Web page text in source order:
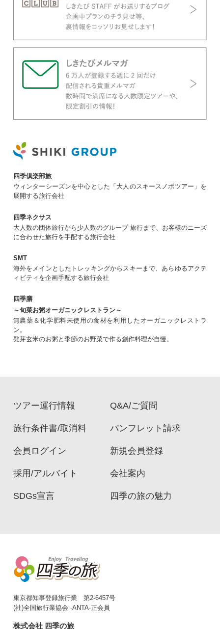
四季倶楽部旅
ウィンターシーズンを中心とした「大人のスキースノボツアー」を
展開する旅行会社
四季ネクサス
大人数の団体旅行から少人数のグループ 旅行まで、お客様のニーズ
に合わせた旅行を手配する旅行会社
SMT
海外をメインとしたトレッキングからスキーまで、あらゆるアクテ
ィビティを企画手配する旅行会社
四季膳
～旬菜お粥オーガニックレストラン～
無農薬＆化学肥料未使用の食材を利用したオーガニックレストラ
ン。
発芽玄米のお粥と季節のお野菜で作る創作料理が自慢。
ツアー運行情報 Q&A/ご質問
旅行条件書/取消料 パンフレット請求
会員ログイン 新規会員登録
採用/アルバイト 会社案内
SDGs宣言 四季の旅の魅力
東京都知事登録旅行業 第2-6457号
(社)全国旅行業協会 -ANTA-正会員
株式会社 四季の旅